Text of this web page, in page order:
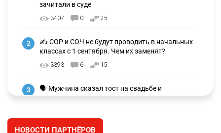
зачитали в суде
3407 0 25
2
✍️ СОР и СОЧ не будут проводить в начальных
классах с 1 сентября. Чем их заменят?
3393 6 15
3
🗣 Мужчина сказал тост на свадьбе и
заработал уголовное дело
НОВОСТИ ПАРТНЁРОВ